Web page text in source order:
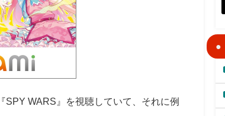
WARS』を視聴していて、それに例